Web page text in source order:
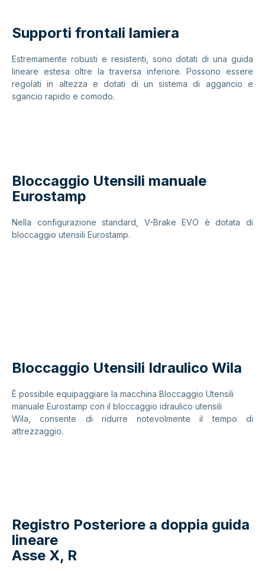
Supporti frontali lamiera
Estremamente robusti e resistenti, sono dotati di una guida
lineare estesa oltre la traversa inferiore. Possono essere
regolati in altezza e dotati di un sistema di aggancio e
sgancio rapido e comodo.
Bloccaggio Utensili manuale
Eurostamp
Nella configurazione standard, V-Brake EVO è dotata di
bloccaggio utensili Eurostamp.
Bloccaggio Utensili Idraulico Wila
È possibile equipaggiare la macchina Bloccaggio Utensili
manuale Eurostamp con il bloccaggio idraulico utensili
Wila, consente di ridurre notevolmente il tempo di
attrezzaggio.
Registro Posteriore a doppia guida
lineare
Asse X, R